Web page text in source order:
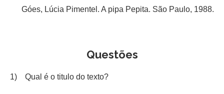
Góes, Lúcia Pimentel. A pipa Pepita. São Paulo, 1988.
Questões
1) Qual é o titulo do texto?